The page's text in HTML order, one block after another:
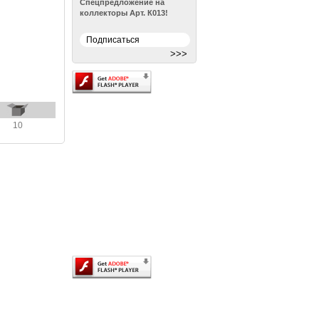
10
Спецпредложение на
коллекторы Арт. К013!
Архив новостей >